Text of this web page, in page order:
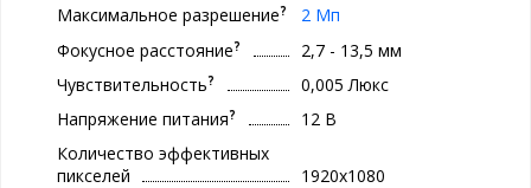
Максимальное разрешение?
2 Мп
Фокусное расстояние?
2,7 - 13,5 мм
Чувствительность?
0,005 Люкс
Напряжение питания?
12 В
Количество эффективных
пикселей
1920x1080